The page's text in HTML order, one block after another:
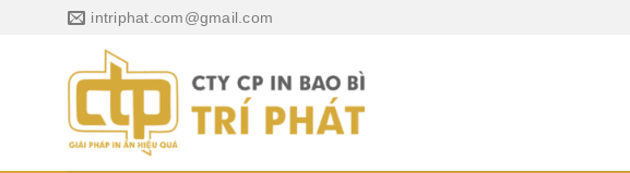
intriphat.com@gmail.com